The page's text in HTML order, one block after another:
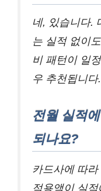
네, 있습니다.
는 실적 없이
비 패턴이 일
우 추천됩니다.
전월 실적
되나요?
카드사에 따
적용액이 실